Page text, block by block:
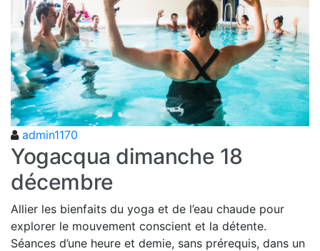
admin1170
Yogacqua dimanche 18
décembre
Allier les bienfaits du yoga et de l’eau chaude pour
explorer le mouvement conscient et la détente.
Séances d’une heure et demie, sans prérequis, dans un